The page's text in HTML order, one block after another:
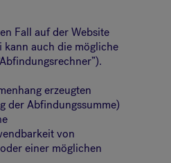
Fall auf der Website
auch die mögliche
erzeugten
der Abfindungssumme)
von
einer möglichen